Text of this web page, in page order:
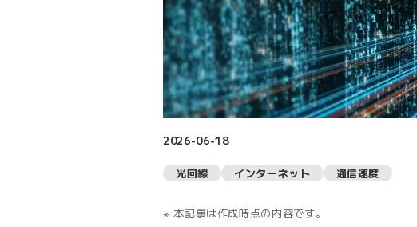
2026-06-18
光回線 インターネット 通信速度
本記事は作成時点の内容です。